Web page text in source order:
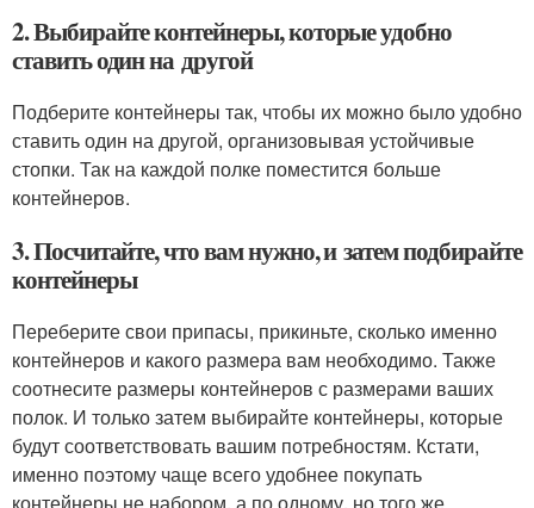
2. Выбирайте контейнеры, которые удобно
ставить один на другой
Подберите контейнеры так, чтобы их можно было удобно
ставить один на другой, организовывая устойчивые
стопки. Так на каждой полке поместится больше
контейнеров.
3. Посчитайте, что вам нужно, и затем подбирайте
контейнеры
Переберите свои припасы, прикиньте, сколько именно
контейнеров и какого размера вам необходимо. Также
соотнесите размеры контейнеров с размерами ваших
полок. И только затем выбирайте контейнеры, которые
будут соответствовать вашим потребностям. Кстати,
именно поэтому чаще всего удобнее покупать